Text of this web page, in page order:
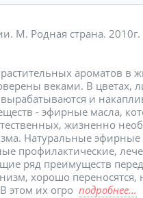
М. Родная страна.
ароматов в
веками. В цветах,
и
- эфирные масла,
жизненно
Натуральные
профилактические,
ряд преимуществ
хорошо
этом их огроподробнее...